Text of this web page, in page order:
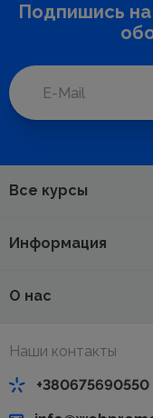
Подпишись на
Все курсы
Информация
О нас
Наши контакты
+380675690550